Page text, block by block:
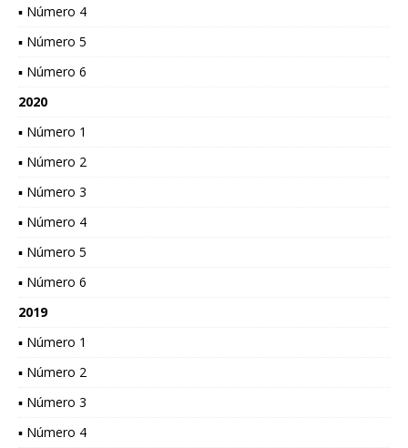
▪ Número 4
▪ Número 5
▪ Número 6
2020
▪ Número 1
▪ Número 2
▪ Número 3
▪ Número 4
▪ Número 5
▪ Número 6
2019
▪ Número 1
▪ Número 2
▪ Número 3
▪ Número 4